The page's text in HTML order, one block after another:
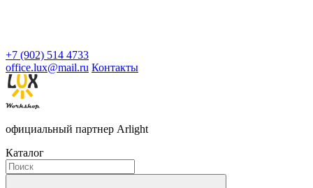
+7 (902) 514 4733
office.lux@mail.ru Контакты
официальный партнер Arlight
Каталог